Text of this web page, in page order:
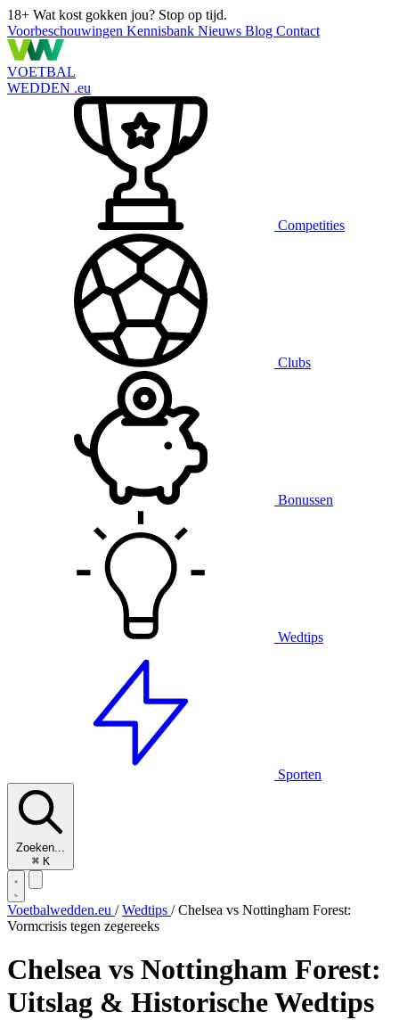
18+ Wat kost gokken jou? Stop op tijd.
Voorbeschouwingen Kennisbank Nieuws Blog Contact
VOETBAL
WEDDEN .eu
Competities
Clubs
Bonussen
Wedtips
Sporten
Zoeken...
⌘ K
Voetbalwedden.eu / Wedtips / Chelsea vs Nottingham Forest:
Vormcrisis tegen zegereeks
Chelsea vs Nottingham Forest:
Uitslag & Historische Wedtips